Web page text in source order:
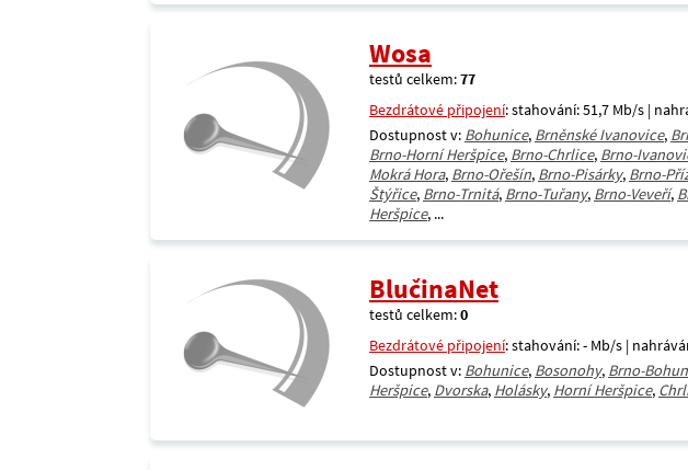
Wosa
testů celkem:77
Bezdrátové připojení: stahování: 51,7 Mb/s |
Dostupnost v: Bohunice, Brněnské Ivanovice,
Brno-Horní Heršpice, Brno-Chrlice, Brno-
Mokrá Hora, Brno-Ořešín, Brno-Pisárky, Brno-
Štýřice, Brno-Trnitá, Brno-Tuřany, Brno-Veveří,
Heršpice, ...
BlučinaNet
testů celkem:0
Bezdrátové připojení: stahování: - Mb/s |
Dostupnost v: Bohunice, Bosonohy, Brno-
Heršpice, Dvorska, Holásky, Horní Heršpice,